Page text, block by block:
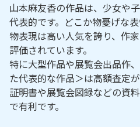
山本麻友香の作品は、少女や
代表的です。どこか物憂げな
物表現は高い人気を誇り、作
評価されています。
特に大型作品や展覧会出品作
た代表的な作品＞は高額査定
証明書や展覧会図録などの資
で有利です。